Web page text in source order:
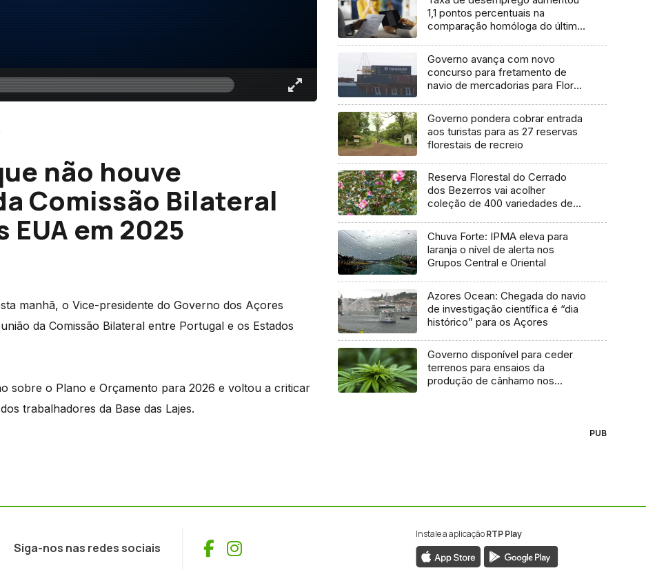
não houve
Comissão Bilateral
em 2025
manhã, o Vice-presidente do Governo dos Açores
da Comissão Bilateral entre Portugal e os Estados
sobre o Plano e Orçamento para 2026 e voltou a criticar
trabalhadores da Base das Lajes.
1,1 pontos percentuais na
comparação homóloga do último
Governo avança com novo
concurso para fretamento de
navio de mercadorias para Flores
Governo pondera cobrar entrada
aos turistas para as 27 reservas
florestais de recreio
Reserva Florestal do Cerrado
dos Bezerros vai acolher
coleção de 400 variedades de
Chuva Forte: IPMA eleva para
laranja o nível de alerta nos
Grupos Central e Oriental
Azores Ocean: Chegada do navio
de investigação científica é “dia
histórico” para os Açores
Governo disponível para ceder
terrenos para ensaios da
produção de cânhamo nos
PUB
Siga-nos nas redes sociais Facebook
Instagram
Instale a aplicaçãoRTP Play